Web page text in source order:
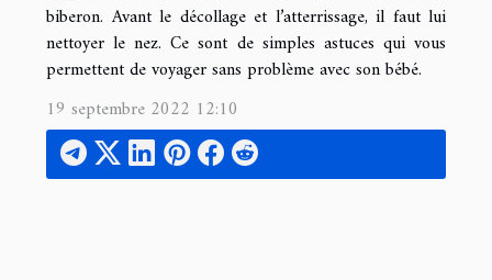
biberon. Avant le décollage et l’atterrissage, il faut lui
nettoyer le nez. Ce sont de simples astuces qui vous
permettent de voyager sans problème avec son bébé.
19 septembre 2022 12:10